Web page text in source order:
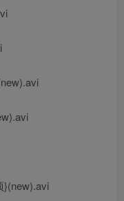
}(new).avi